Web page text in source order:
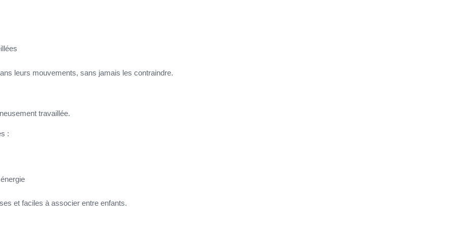
leurs mouvements, sans jamais les contraindre.
travaillée.
:
et faciles à associer entre enfants.